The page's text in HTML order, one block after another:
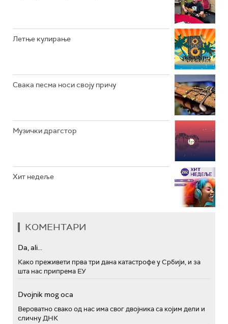
Летње кулирање
Свака песма носи своју причу
Музички драгстор
Хит недеље
КОМЕНТАРИ
Da, ali...
Како преживети прва три дана катастрофе у Србији, и за
шта нас припрема ЕУ
Dvojnik mog oca
Вероватно свако од нас има свог двојника са којим дели и
сличну ДНК